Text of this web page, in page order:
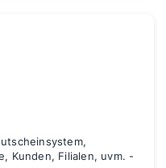
Kunden, Filialen, uvm. -